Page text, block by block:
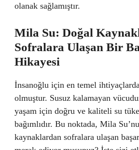
olanak sağlamıştır.
Mila Su: Doğal
Sofralara Ulaşan Bir
Hikayesi
İnsanoğlu için en temel
olmuştur. Susuz kalamayan
yaşam için doğru ve kaliteli su
bağımlıdır. Bu noktada, Mila
kaynaklardan sofralara ulaşan